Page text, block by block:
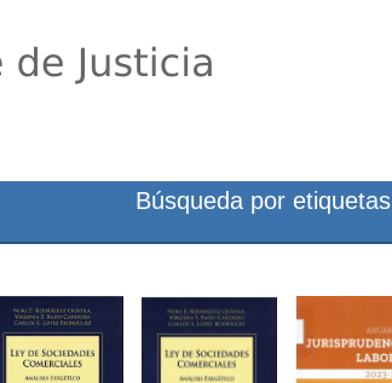
Búsqueda por etiquetas